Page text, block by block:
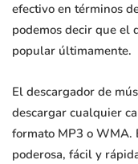
efectivo en términos
podemos decir que el
popular últimamente.
El descargador de
descargar cualquier
formato MP3 o WMA.
poderosa, fácil y